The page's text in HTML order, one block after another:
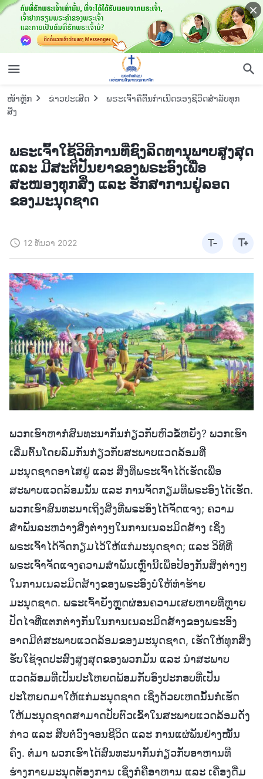
ໜ້າຫຼັກ ຂ່າວປະເສີດ
ພຣະເຈົ້າຄືຕົ້ນກໍາເນີດຂອງຊີວິດສໍາລັບທຸກ
ສິ່ງ
ພຣະເຈົ້າໃຊ້ວິທີການທີ່ຊົງລິດທານຸພາບສູງສຸດ
ແລະ ມີສະຕິປັນຍາຂອງພຣະອົງເພື່ອ
ສະໜອງທຸກສິ່ງ ແລະ ຮັກສາການຢູ່ລອດ
ຂອງມະນຸດຊາດ
12 ທັນວາ 2022
ພວກເຮົາຫາກໍສົນທະນາກັນກ່ຽວກັບຫົວຂໍ້ຫຍັງ? ພວກເຮົາ
ເລີ່ມຕົ້ນໂດຍລົມກັນກ່ຽວກັບສະພາບແວດລ້ອມທີ່
ມະນຸດຊາດອາໄສຢູ່ ແລະ ສິ່ງທີ່ພຣະເຈົ້າໄດ້ເຮັດເພື່ອ
ສະພາບແວດລ້ອມນັ້ນ ແລະ ການຈັດກຽມທີ່ພຣະອົງໄດ້ເຮັດ.
ພວກເຮົາສົນທະນາເຖິງສິ່ງທີ່ພຣະອົງໄດ້ຈັດແຈງ; ຄວາມ
ສຳພັນລະຫວ່າງສິ່ງຕ່າງໆໃນການເນລະມິດສ້າງ ເຊິ່ງ
ພຣະເຈົ້າໄດ້ຈັດກຽມໄວ້ໃຫ້ແກ່ມະນຸດຊາດ; ແລະ ວິທີທີ່
ພຣະເຈົ້າຈັດແຈງຄວາມສຳພັນເຫຼົ່ານີ້ເພື່ອປ້ອງກັນສິ່ງຕ່າງໆ
ໃນການເນລະມິດສ້າງຂອງພຣະອົງບໍ່ໃຫ້ທຳຮ້າຍ
ມະນຸດຊາດ. ພຣະເຈົ້າຍັງຫຼຸດຜ່ອນຄວາມເສຍຫາຍທີ່ຫຼາຍ
ປັດໄຈທີ່ແຕກຕ່າງກັນໃນການເນລະມິດສ້າງຂອງພຣະອົງ
ອາດມີຕໍ່ສະພາບແວດລ້ອມຂອງມະນຸດຊາດ, ເຮັດໃຫ້ທຸກສິ່ງ
ຮັບໃຊ້ຈຸດປະສົງສູງສຸດຂອງພວກມັນ ແລະ ນໍາສະພາບ
ແວດລ້ອມທີ່ເປັນປະໂຫຍດພ້ອມກັບອົງປະກອບທີ່ເປັນ
ປະໂຫຍດມາໃຫ້ແກ່ມະນຸດຊາດ ເຊິ່ງດ້ວຍເຫດນັ້ນກໍເຮັດ
ໃຫ້ມະນຸດຊາດສາມາດປັບຕົວເຂົ້າໃນສະພາບແວດລ້ອມດັ່ງ
ກ່າວ ແລະ ສືບຕໍ່ວົງຈອນຊີວິດ ແລະ ການແຜ່ພັນຢ່າງໝັ້ນ
ຄົງ. ຕໍ່ມາ ພວກເຮົາໄດ້ສົນທະນາກັນກ່ຽວກັບອາຫານທີ່
ຮ່າງກາຍມະນຸດຕ້ອງການ ເຊິ່ງກໍຄືອາຫານ ແລະ ເຄື່ອງດື່ມ